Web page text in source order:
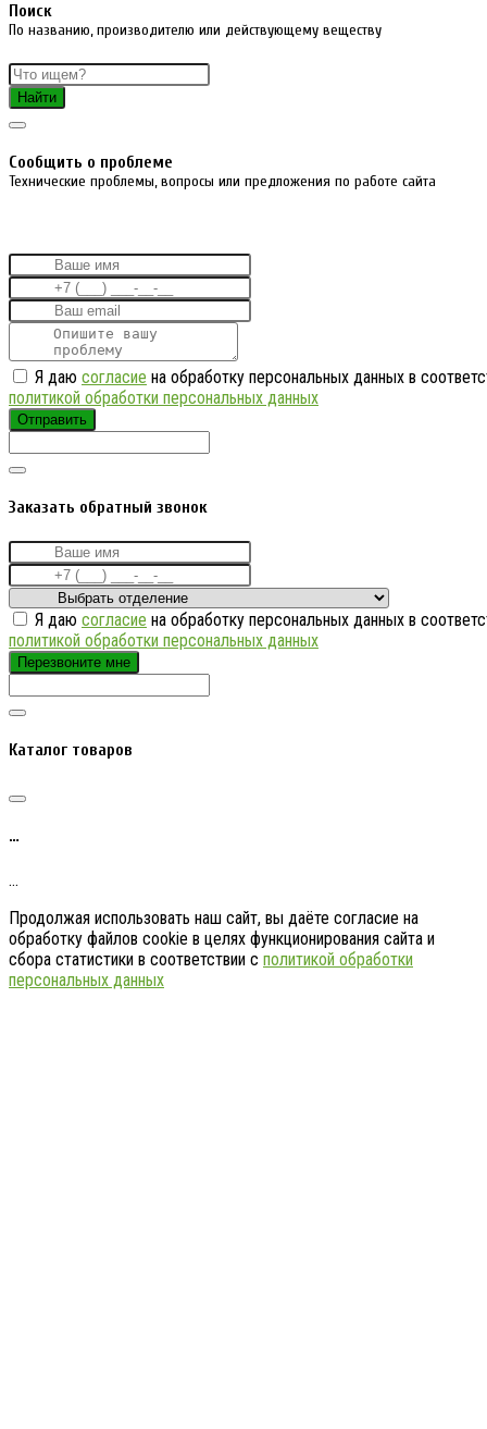
Поиск
По названию, производителю или действующему веществу
Найти
Cообщить о проблеме
Технические проблемы, вопросы или предложения по работе сайта
Я даю согласие на обработку персональных данных в
политикой обработки персональных данных
Отправить
Заказать обратный звонок
Я даю согласие на обработку персональных данных в
политикой обработки персональных данных
Перезвоните мне
Каталог товаров
…
…
Продолжая использовать наш сайт, вы даёте согласие на
обработку файлов cookie в целях функционирования сайта и
сбора статистики в соответствии с политикой обработки
персональных данных